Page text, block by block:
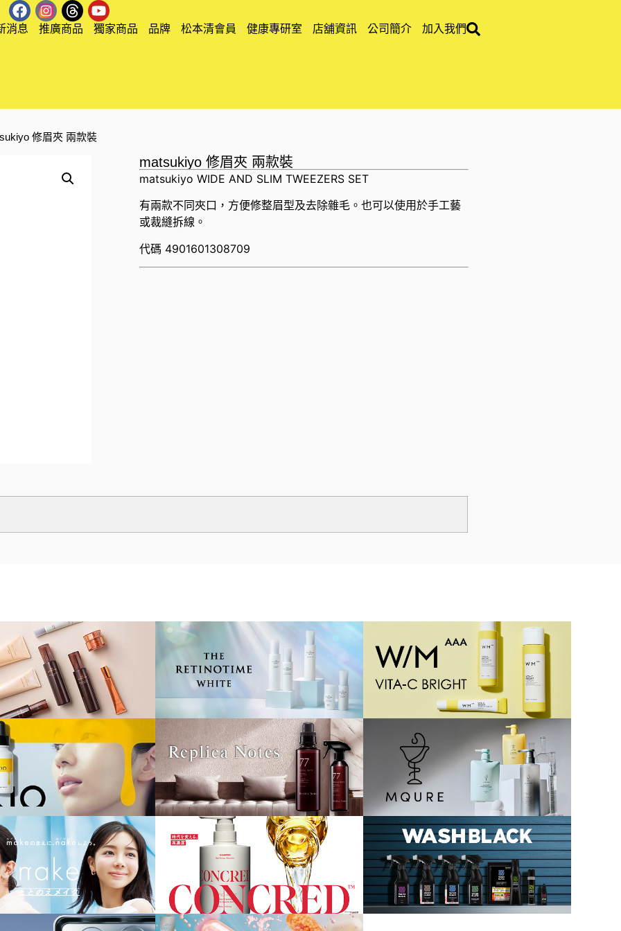
消息 推廣商品 獨家商品 品牌 松本清會員 健康專研室 店舖資訊 公司簡介 加入我們
修眉夾 兩款裝
matsukiyo 修眉夾 兩款裝
matsukiyo WIDE AND SLIM TWEEZERS SET
有兩款不同夾口，方便修整眉型及去除雜毛。也可以使用於手工藝
或裁縫拆線。
代碼 4901601308709